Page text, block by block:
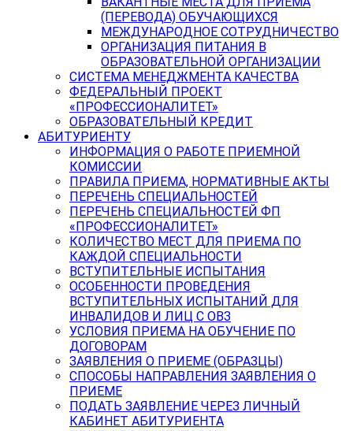
(ПЕРЕВОДА) ОБУЧАЮЩИХСЯ
МЕЖДУНАРОДНОЕ СОТРУДНИЧЕСТВО
ОРГАНИЗАЦИЯ ПИТАНИЯ В
ОБРАЗОВАТЕЛЬНОЙ ОРГАНИЗАЦИИ
СИСТЕМА МЕНЕДЖМЕНТА КАЧЕСТВА
ФЕДЕРАЛЬНЫЙ ПРОЕКТ
«ПРОФЕССИОНАЛИТЕТ»
ОБРАЗОВАТЕЛЬНЫЙ КРЕДИТ
АБИТУРИЕНТУ
ИНФОРМАЦИЯ О РАБОТЕ ПРИЕМНОЙ
КОМИССИИ
ПРАВИЛА ПРИЕМА, НОРМАТИВНЫЕ АКТЫ
ПЕРЕЧЕНЬ СПЕЦИАЛЬНОСТЕЙ
ПЕРЕЧЕНЬ СПЕЦИАЛЬНОСТЕЙ ФП
«ПРОФЕССИОНАЛИТЕТ»
КОЛИЧЕСТВО МЕСТ ДЛЯ ПРИЕМА ПО
КАЖДОЙ СПЕЦИАЛЬНОСТИ
ВСТУПИТЕЛЬНЫЕ ИСПЫТАНИЯ
ОСОБЕННОСТИ ПРОВЕДЕНИЯ
ВСТУПИТЕЛЬНЫХ ИСПЫТАНИЙ ДЛЯ
ИНВАЛИДОВ И ЛИЦ С ОВЗ
УСЛОВИЯ ПРИЕМА НА ОБУЧЕНИЕ ПО
ДОГОВОРАМ
ЗАЯВЛЕНИЯ О ПРИЕМЕ (ОБРАЗЦЫ)
СПОСОБЫ НАПРАВЛЕНИЯ ЗАЯВЛЕНИЯ О
ПРИЕМЕ
ПОДАТЬ ЗАЯВЛЕНИЕ ЧЕРЕЗ ЛИЧНЫЙ
КАБИНЕТ АБИТУРИЕНТА